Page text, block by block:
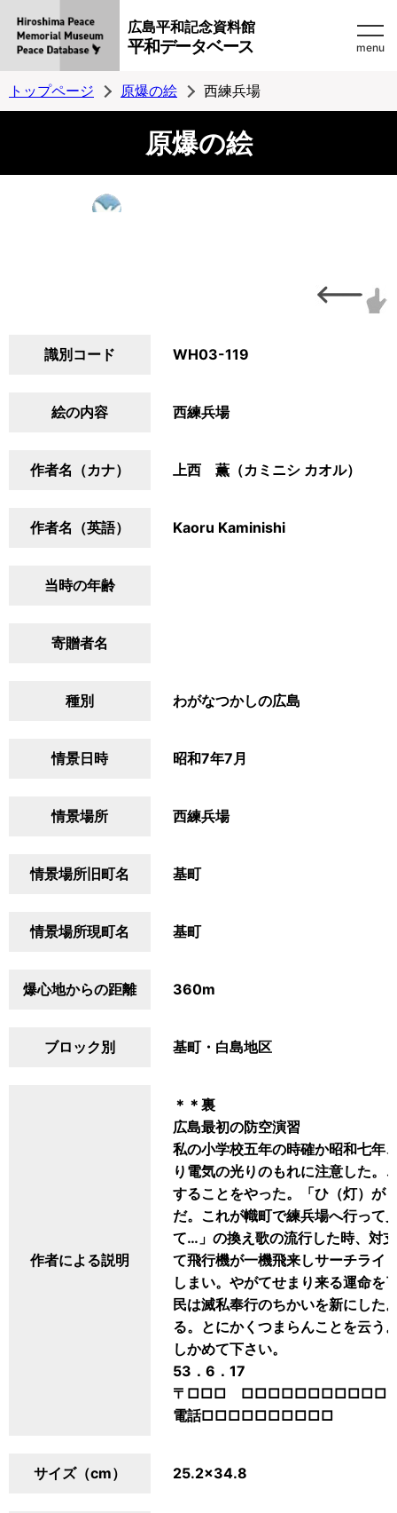
広島平和記念資料館
平和データベース menu
トップページ 原爆の絵 西練兵場
原爆の絵
識別コード WH03-119
絵の内容 西練兵場
作者名（カナ） 上西 薫（カミニシ カオル）
作者名（英語） Kaoru Kaminishi
当時の年齢
寄贈者名
種別 わがなつかしの広島
情景日時 昭和7年7月
情景場所 西練兵場
情景場所旧町名 基町
情景場所現町名 基町
爆心地からの距離 360m
ブロック別 基町・白島地区
作者による説明
＊＊裏
広島最初の防空演習
私の小学校五年の時確か昭和七年
り電気の光りのもれに注意した。
することをやった。「ひ（灯）が
だ。これが幟町で練兵場へ行って
て…」の換え歌の流行した時、対
て飛行機が一機飛来しサーチライ
しまい。やがてせまり来る運命を
民は滅私奉行のちかいを新にした
る。とにかくつまらんことを云う
しかめて下さい。
53．6．17
〒□□□
電話□□□□□□□□□□
サイズ（cm） 25.2×34.8